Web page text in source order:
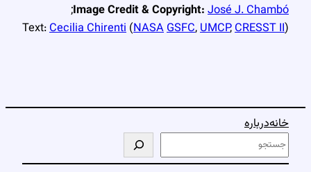
Image Credit & Copyright:José J. Chambó
;
Text:Cecilia Chirenti(NASAGSFC,UMCP,CRESST II)
خانهدرباره
ج
س